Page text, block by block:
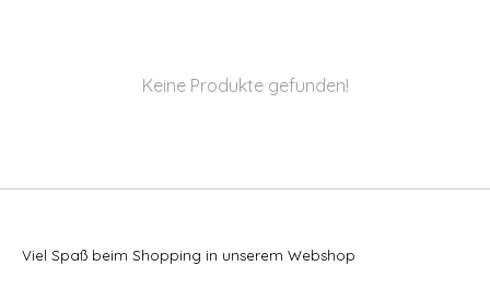
Keine Produkte gefunden!
Viel Spaß beim Shopping in unserem Webshop